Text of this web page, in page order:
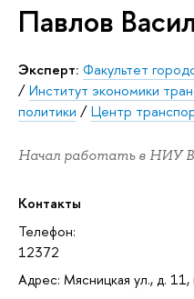
Павлов
Эксперт: Факультет
/Институт экономики
политики /Центр
Начал работать в НИУ
Контакты
Телефон:
12372
Адрес: Мясницкая ул., д. 11,